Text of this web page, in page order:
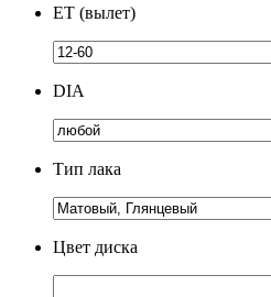
ЕТ (вылет)
DIA
Тип лака
Цвет диска